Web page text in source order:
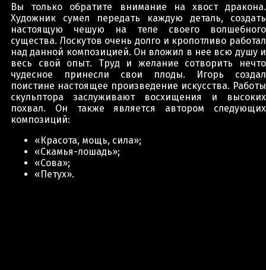
Вы только обратите внимание на хвост дракона.
Художник сумел передать каждую деталь, создать
настоящую чешую на теле своего волшебного
существа. Лоскутов очень долго и кропотливо работал
над данной композицией. Он вложил в нее всю душу и
весь свой опыт. Труд и желание сотворить нечто
чудесное принесли свои плоды. Игорь создал
поистине настоящее произведение искусства. Работы
скульптора заслуживают восхищения и высоких
похвал. Он также является автором следующих
композиций:
«Красота, мощь, сила»;
«Скамья-лошадь»;
«Сова»;
«Петух».